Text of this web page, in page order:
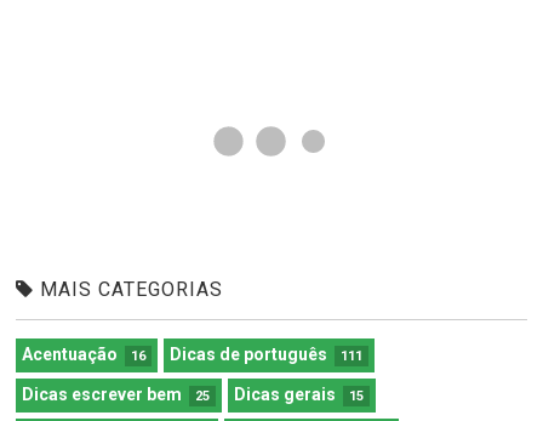
MAIS CATEGORIAS
Acentuação 16 Dicas de português 111
Dicas escrever bem 25 Dicas gerais 15